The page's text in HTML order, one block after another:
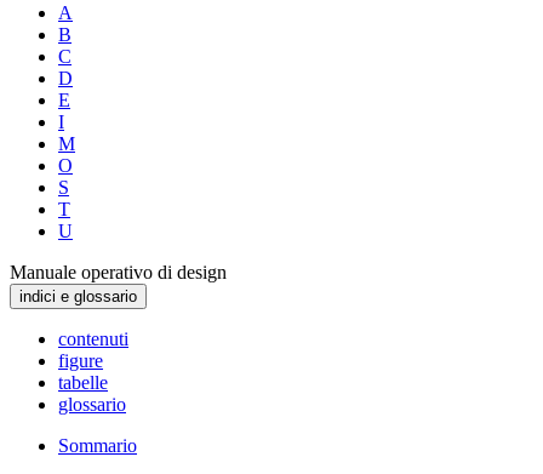
A
B
C
D
E
I
M
O
S
T
U
Manuale operativo di design
indici e glossario
contenuti
figure
tabelle
glossario
Sommario